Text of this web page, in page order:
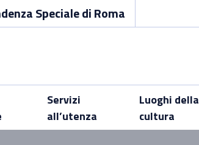
Speciale di Roma
Servizi
all’utenza
Luoghi della
cultura